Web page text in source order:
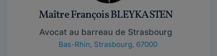
Maître François BLEYKASTEN
Avocat au barreau de Strasbourg
Bas-Rhin, Strasbourg, 67000